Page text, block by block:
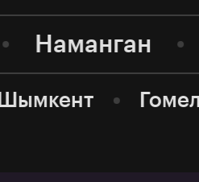
Наманган
Шымкент